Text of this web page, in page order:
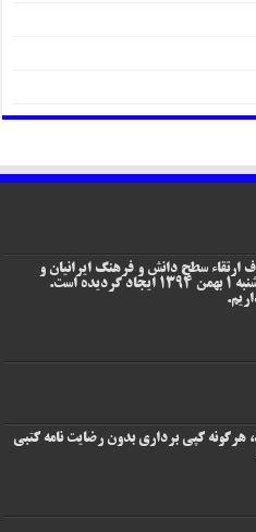
ارتقاء سطح دانش و فرهنگ ایرانیان و
خدمت رسانی به هم میهنان گرامی در چهارشنبه 1 بهمن 1394 ایجاد گردیده است.
کپی برداری بدون رضایت نامه کتبی